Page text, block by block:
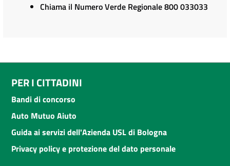
Chiama il Numero Verde Regionale 800 033033
PER I CITTADINI
Bandi di concorso
Auto Mutuo Aiuto
Guida ai servizi dell'Azienda USL di Bologna
Privacy policy e protezione del dato personale